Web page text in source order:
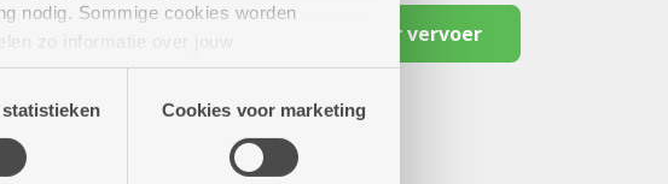
nodig. Sommige cookies worden
zo informatie over jouw
Deze partners kunnen deze gegevens
Cookies voor marketing
Reserveer vervoer